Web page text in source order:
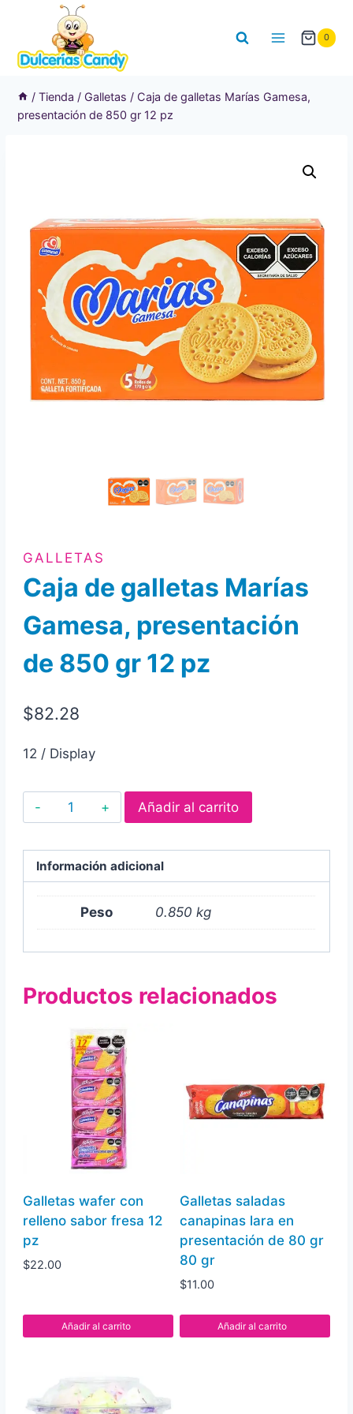
contenido
0
/ Tienda / Galletas / Caja de galletas Marías Gamesa,
presentación de 850 gr 12 pz
GALLETAS
Caja de galletas Marías
Gamesa, presentación
de 850 gr 12 pz
$82.28
12 / Display
Caja
de
Marías
Gamesa,
presentación
de
850
12
cantidad
Añadir al carrito
Información adicional
Peso 0.850 kg
Productos relacionados
Galletas wafer con
relleno sabor fresa 12
pz
$22.00
Añadir al carrito
Galletas saladas
canapinas lara en
presentación de 80 gr
80 gr
$11.00
Añadir al carrito